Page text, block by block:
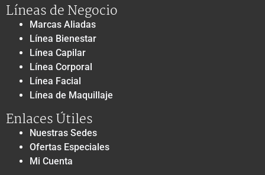
Líneas de Negocio
Marcas Aliadas
Línea Bienestar
Línea Capilar
Línea Corporal
Línea Facial
Línea de Maquillaje
Enlaces Útiles
Nuestras Sedes
Ofertas Especiales
Mi Cuenta